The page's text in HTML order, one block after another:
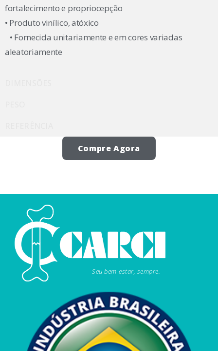
fortalecimento e propriocepção
• Produto vinílico, atóxico
• Fornecida unitariamente e em cores variadas
aleatoriamente
Compre Agora
Seu bem-estar, sempre.